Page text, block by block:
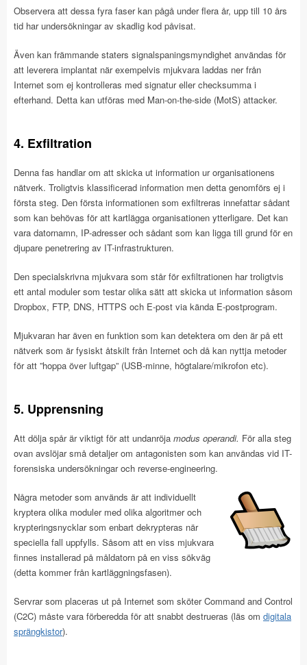
Observera att dessa fyra faser kan pågå under flera år, upp till 10 års
tid har undersökningar av skadlig kod påvisat.
Även kan främmande staters signalspaningsmyndighet användas för
att leverera implantat när exempelvis mjukvara laddas ner från
Internet som ej kontrolleras med signatur eller checksumma i
efterhand. Detta kan utföras med Man-on-the-side (MotS) attacker.
4. Exfiltration
Denna fas handlar om att skicka ut information ur organisationens
nätverk. Troligtvis klassificerad information men detta genomförs ej i
första steg. Den första informationen som exfiltreras innefattar sådant
som kan behövas för att kartlägga organisationen ytterligare. Det kan
vara datornamn, IP-adresser och sådant som kan ligga till grund för en
djupare penetrering av IT-infrastrukturen.
Den specialskrivna mjukvara som står för exfiltrationen har troligtvis
ett antal moduler som testar olika sätt att skicka ut information såsom
Dropbox, FTP, DNS, HTTPS och E-post via kända E-postprogram.
Mjukvaran har även en funktion som kan detektera om den är på ett
nätverk som är fysiskt åtskilt från Internet och då kan nyttja metoder
för att ”hoppa över luftgap” (USB-minne, högtalare/mikrofon etc).
5. Upprensning
Att dölja spår är viktigt för att undanröja modus operandi. För alla steg
ovan avslöjar små detaljer om antagonisten som kan användas vid IT-
forensiska undersökningar och reverse-engineering.
Några metoder som används är att individuellt
kryptera olika moduler med olika algoritmer och
krypteringsnycklar som enbart dekrypteras när
speciella fall uppfylls. Såsom att en viss mjukvara
finnes installerad på måldatorn på en viss sökväg
(detta kommer från kartläggningsfasen).
Servrar som placeras ut på Internet som sköter Command and Control
(C2C) måste vara förberedda för att snabbt destrueras (läs om digitala
sprängkistor).